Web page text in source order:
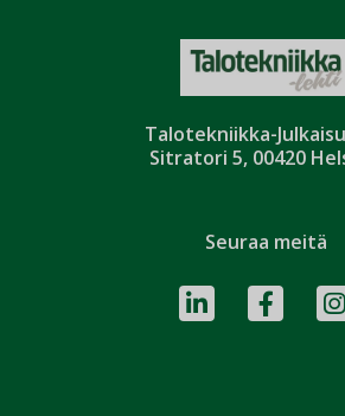
Talotekniikka-
Sitratori 5, 00420
Seuraa meitä